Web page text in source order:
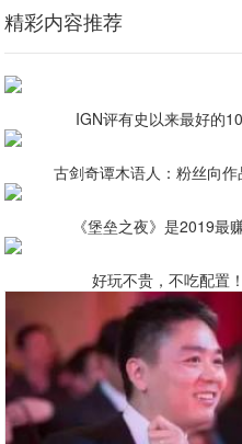
精彩内容推荐
IGN评有史以来最好的
古剑奇谭木语人：粉丝向
《堡垒之夜》是2019最
好玩不贵，不吃配置